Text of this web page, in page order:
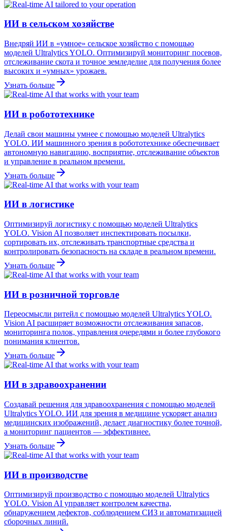
ИИ в сельском хозяйстве
Внедряй ИИ в «умное» сельское хозяйство с помощью
моделей Ultralytics YOLO. Оптимизируй мониторинг посевов,
отслеживание скота и точное земледелие для получения более
высоких и «умных» урожаев.
Узнать больше
ИИ в робототехнике
Делай свои машины умнее с помощью моделей Ultralytics
YOLO. ИИ машинного зрения в робототехнике обеспечивает
автономную навигацию, восприятие, отслеживание объектов
и управление в реальном времени.
Узнать больше
ИИ в логистике
Оптимизируй логистику с помощью моделей Ultralytics
YOLO. Vision AI позволяет инспектировать посылки,
сортировать их, отслеживать транспортные средства и
контролировать безопасность на складе в реальном времени.
Узнать больше
ИИ в розничной торговле
Переосмысли ритейл с помощью моделей Ultralytics YOLO.
Vision AI расширяет возможности отслеживания запасов,
мониторинга полок, управления очередями и более глубокого
понимания клиентов.
Узнать больше
ИИ в здравоохранении
Создавай решения для здравоохранения с помощью моделей
Ultralytics YOLO. ИИ для зрения в медицине ускоряет анализ
медицинских изображений, делает диагностику более точной,
а мониторинг пациентов — эффективнее.
Узнать больше
ИИ в производстве
Оптимизируй производство с помощью моделей Ultralytics
YOLO. Vision AI управляет контролем качества,
обнаружением дефектов, соблюдением СИЗ и автоматизацией
сборочных линий.